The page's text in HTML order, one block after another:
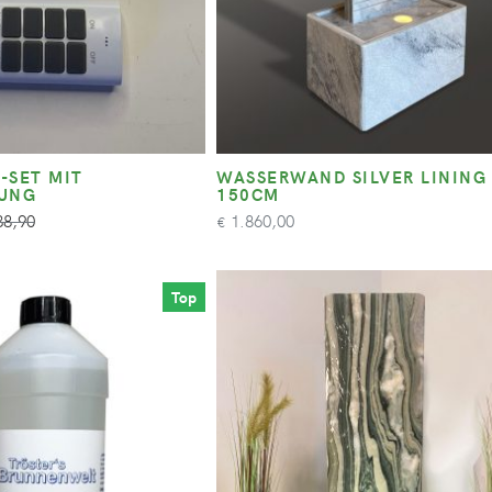
SET MIT
WASSERWAND SILVER LINING
150CM
€ 1.860,00
Top